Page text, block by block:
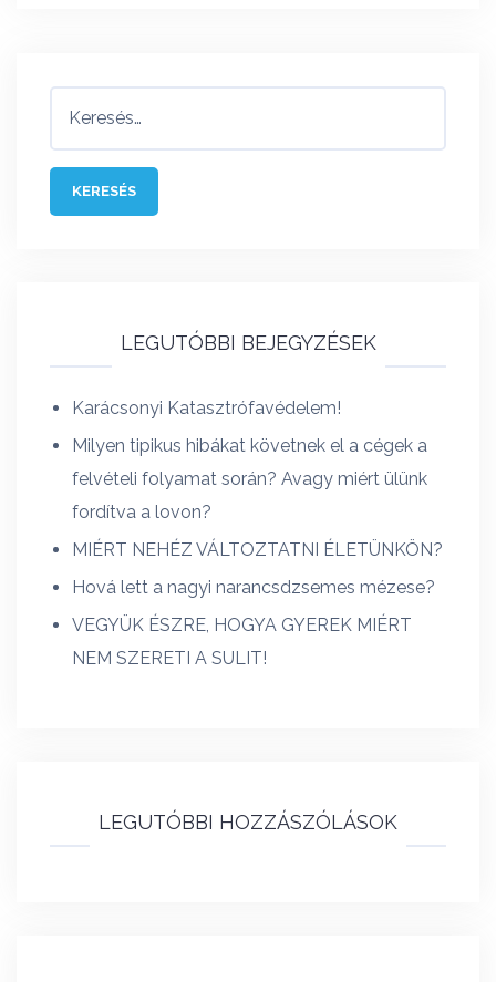
LEGUTÓBBI BEJEGYZÉSEK
Karácsonyi Katasztrófavédelem!
Milyen tipikus hibákat követnek el a cégek a
felvételi folyamat során? Avagy miért ülünk
fordítva a lovon?
MIÉRT NEHÉZ VÁLTOZTATNI ÉLETÜNKÖN?
Hová lett a nagyi narancsdzsemes mézese?
VEGYÜK ÉSZRE, HOGYA GYEREK MIÉRT
NEM SZERETI A SULIT!
LEGUTÓBBI HOZZÁSZÓLÁSOK